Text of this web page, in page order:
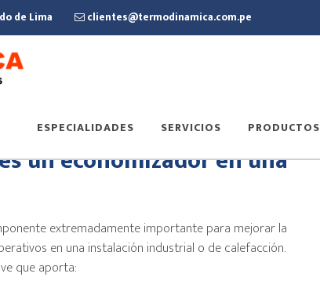
de Lima clientes@termodinamica.com.pe
ESPECIALIDADES SERVICIOS PRODUCTOS
un economizador en una
extremadamente importante para mejorar la
en una instalación industrial o de calefacción.
que aporta: